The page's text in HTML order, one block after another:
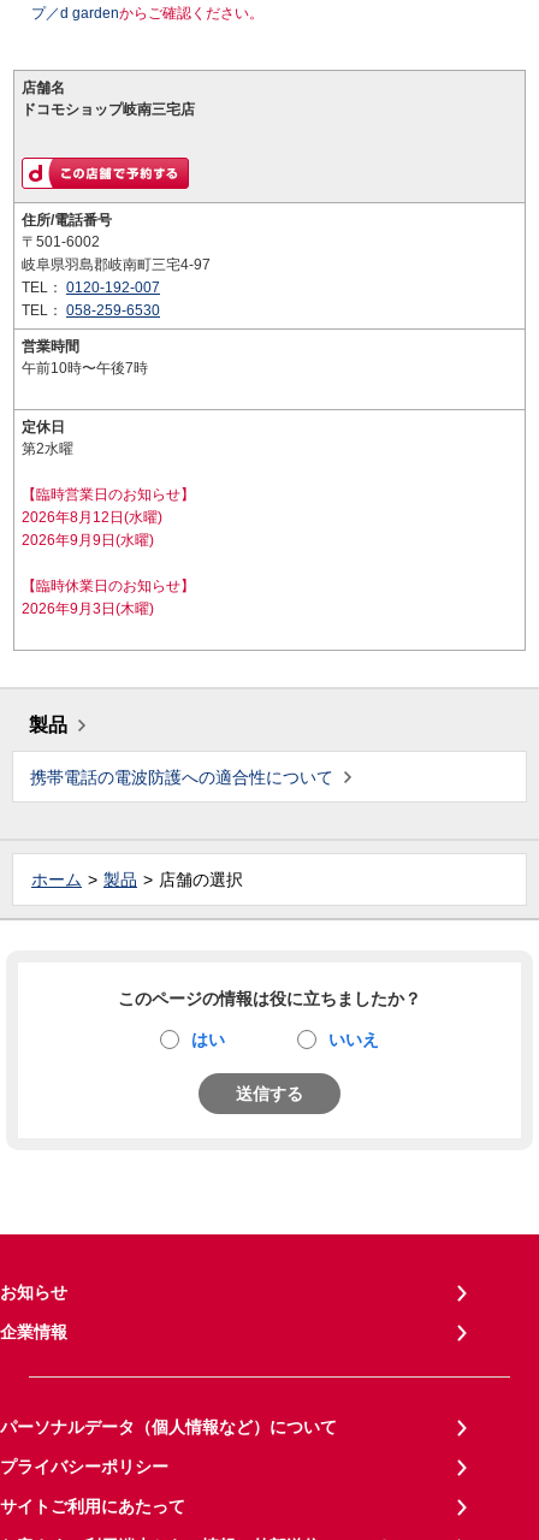
プ／d gardenからご確認ください。
店舗名
ドコモショップ岐南三宅店
住所/電話番号
〒501-6002
岐阜県羽島郡岐南町三宅4-97
TEL： 0120-192-007
TEL： 058-259-6530
営業時間
午前10時〜午後7時
定休日
第2水曜
【臨時営業日のお知らせ】
2026年8月12日(水曜)
2026年9月9日(水曜)
【臨時休業日のお知らせ】
2026年9月3日(木曜)
製品
携帯電話の電波防護への適合性について
ホーム 製品 店舗の選択
このページの情報は役に立ちましたか？
はい いいえ
送信する
お知らせ
企業情報
パーソナルデータ（個人情報など）について
プライバシーポリシー
サイトご利用にあたって